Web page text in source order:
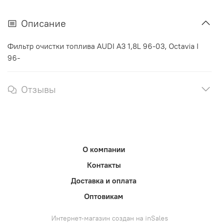
Описание
Фильтр очистки топлива AUDI A3 1,8L 96-03, Octavia I
96-
Отзывы
О компании
Контакты
Доставка и оплата
Оптовикам
Интернет-магазин создан на inSales